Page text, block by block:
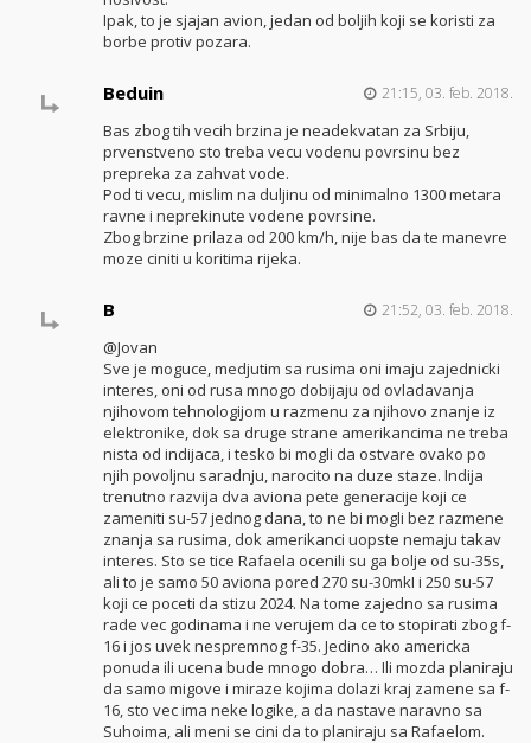
Ipak, to je sjajan avion, jedan od boljih koji se koristi za
borbe protiv pozara.
Beduin 21:15, 03. feb. 2018.
Bas zbog tih vecih brzina je neadekvatan za Srbiju,
prvenstveno sto treba vecu vodenu povrsinu bez
prepreka za zahvat vode.
Pod ti vecu, mislim na duljinu od minimalno 1300 metara
ravne i neprekinute vodene povrsine.
Zbog brzine prilaza od 200 km/h, nije bas da te manevre
moze ciniti u koritima rijeka.
B 21:52, 03. feb. 2018.
@Jovan
Sve je moguce, medjutim sa rusima oni imaju zajednicki
interes, oni od rusa mnogo dobijaju od ovladavanja
njihovom tehnologijom u razmenu za njihovo znanje iz
elektronike, dok sa druge strane amerikancima ne treba
nista od indijaca, i tesko bi mogli da ostvare ovako po
njih povoljnu saradnju, narocito na duze staze. Indija
trenutno razvija dva aviona pete generacije koji ce
zameniti su-57 jednog dana, to ne bi mogli bez razmene
znanja sa rusima, dok amerikanci uopste nemaju takav
interes. Sto se tice Rafaela ocenili su ga bolje od su-35s,
ali to je samo 50 aviona pored 270 su-30mkI i 250 su-57
koji ce poceti da stizu 2024. Na tome zajedno sa rusima
rade vec godinama i ne verujem da ce to stopirati zbog f-
16 i jos uvek nespremnog f-35. Jedino ako americka
ponuda ili ucena bude mnogo dobra… Ili mozda planiraju
da samo migove i miraze kojima dolazi kraj zamene sa f-
16, sto vec ima neke logike, a da nastave naravno sa
Suhoima, ali meni se cini da to planiraju sa Rafaelom.